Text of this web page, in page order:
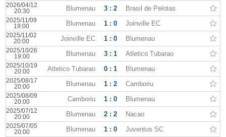
2026/04/12
20:30
Blumenau 3 : 2 Brasil de Pelotas
2025/11/09
19:00
Blumenau 1 : 0 Joinville EC
2025/11/02
20:00
Joinville EC 1 : 0 Blumenau
2025/10/26
19:00
Blumenau 3 : 1 Atletico Tubarao
2025/10/19
20:00
Atletico Tubarao 0 : 1 Blumenau
2025/08/17
20:00
Blumenau 1 : 2 Camboriu
2025/08/09
20:00
Camboriu 1 : 0 Blumenau
2025/07/12
20:00
Blumenau 2 : 2 Nacao
2025/07/05
20:00
Blumenau 1 : 0 Juventus SC